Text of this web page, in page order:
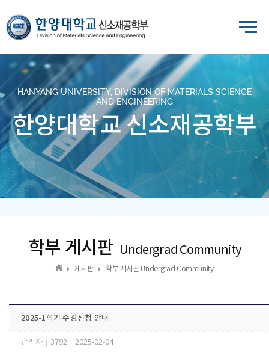
HANYANG UNIVERSITY, DIVISION OF MATERIALS SCIENCE
AND ENGINEERING
한양대학교 신소재공학부
학부 게시판 Undergrad Community
게시판 학부 게시판 Undergrad Community
2025-1학기 수강신청 안내
관리자 3792 2025-02-04